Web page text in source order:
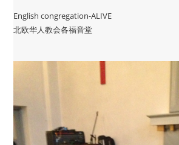
English congregation-ALIVE
北欧华人教会各福音堂